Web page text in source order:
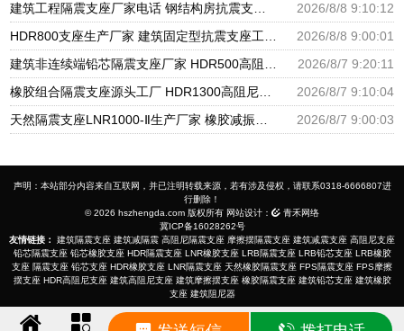
建筑工程隔震支座厂家电话 钢结构房抗震支座 抗震减振支座厂家电话
2026/8/8 9:10:12
HDR800支座生产厂家 建筑固定型抗震支座工厂 摩擦支座价格
2026/8/8 9:00:01
建筑非连续端铅芯隔震支座厂家 HDR500高阻尼橡胶支座多少钱 建筑橡胶隔震支座LNRLRB源头工厂
2026/8/7 9:20:11
橡胶组合隔震支座源头工厂 HDR1300高阻尼支座 天然橡胶隔震支座厂家直销
2026/8/7 9:10:04
天然隔震支座LNR1000-Ⅱ生产厂家 橡胶减振支座厂家 HDR600隔震支座厂家
2026/8/7 9:00:03
声明：本站部分内容来自互联网，并已注明转载来源，若有涉及侵权，请联系0318-6666807进
行删除！
© 2026 hszhengda.com 版权所有 网站设计：
青禾网络
冀ICP备16028262号
友情链接：
建筑隔震支座 建筑减隔震 高阻尼隔震支座 摩擦摆隔震支座 建筑减震支座 高阻尼支座
铅芯隔震支座 铅芯橡胶支座 HDR隔震支座 LNR橡胶支座 LRB隔震支座 LRB铅芯支座 LRB橡胶
支座 隔震支座 铅芯支座 HDR橡胶支座 LNR隔震支座 天然橡胶隔震支座 FPS隔震支座 FPS摩擦
摆支座 HDR高阻尼支座 建筑高阻尼支座 建筑摩擦摆支座 橡胶隔震支座 建筑铅芯支座 建筑橡胶
支座 建筑阻尼器